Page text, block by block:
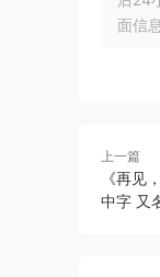
面信
上一篇
《再见
中字 又